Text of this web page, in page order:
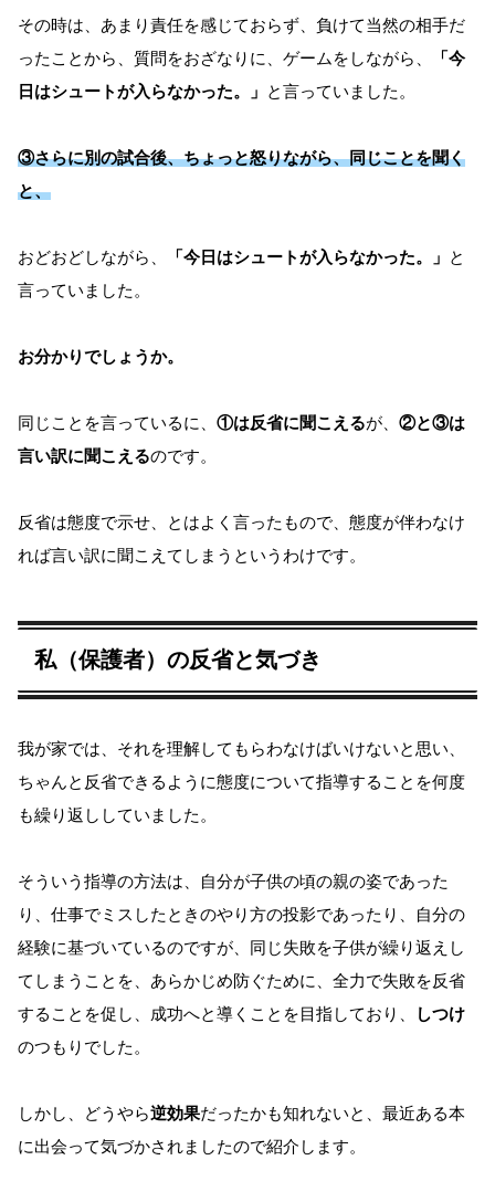
その時は、あまり責任を感じておらず、負けて当然の相手だ
ったことから、質問をおざなりに、ゲームをしながら、
「今
日はシュートが入らなかった。」 と言っていました。
③さらに別の試合後、ちょっと怒りながら、同じことを聞く
と、
おどおどしながら、 「今日はシュートが入らなかった。」 と
言っていました。
お分かりでしょうか。
同じことを言っているに、 ①は反省に聞こえるが、 ②と③は
言い訳に聞こえるのです。
反省は態度で示せ、とはよく言ったもので、態度が伴わなけ
れば言い訳に聞こえてしまうというわけです。
私（保護者）の反省と気づき
我が家では、それを理解してもらわなけばいけないと思い、
ちゃんと反省できるように態度について指導することを何度
も繰り返ししていました。
そういう指導の方法は、自分が子供の頃の親の姿であった
り、仕事でミスしたときのやり方の投影であったり、自分の
経験に基づいているのですが、同じ失敗を子供が繰り返えし
てしまうことを、あらかじめ防ぐために、全力で失敗を反省
することを促し、成功へと導くことを目指しており、
しつけ
のつもりでした。
しかし、どうやら逆効果だったかも知れないと、最近ある本
に出会って気づかされましたので紹介します。